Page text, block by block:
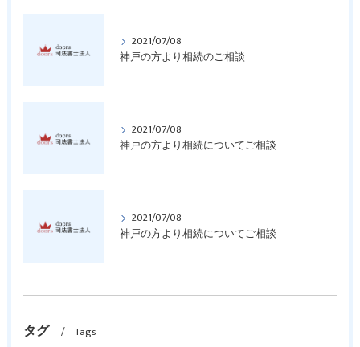
2021/07/08
神戸の方より相続のご相談
2021/07/08
神戸の方より相続についてご相談
2021/07/08
神戸の方より相続についてご相談
タグ Tags